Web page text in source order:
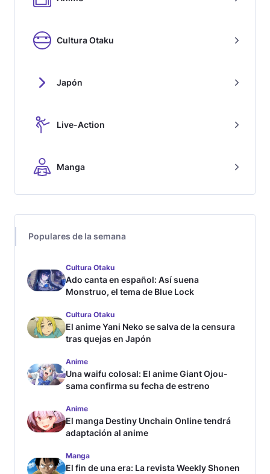
Cultura Otaku
Japón
Live-Action
Manga
Populares de la semana
Cultura Otaku
Ado canta en español: Así suena
Monstruo, el tema de Blue Lock
Cultura Otaku
El anime Yani Neko se salva de la censura
tras quejas en Japón
Anime
Una waifu colosal: El anime Giant Ojou-
sama confirma su fecha de estreno
Anime
El manga Destiny Unchain Online tendrá
adaptación al anime
Manga
El fin de una era: La revista Weekly Shonen